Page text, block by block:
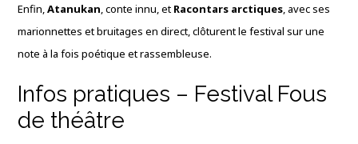
Enfin,Atanukan, conte innu, et Racontars arctiques, avec ses
marionnettes et bruitages en direct, clôturent le festival sur une
note à la fois poétique et rassembleuse.
Infos pratiques – Festival Fous
de théâtre